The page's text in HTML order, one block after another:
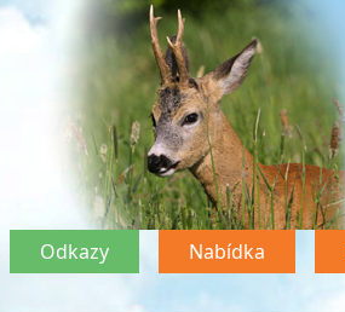
Odkazy Nabídka